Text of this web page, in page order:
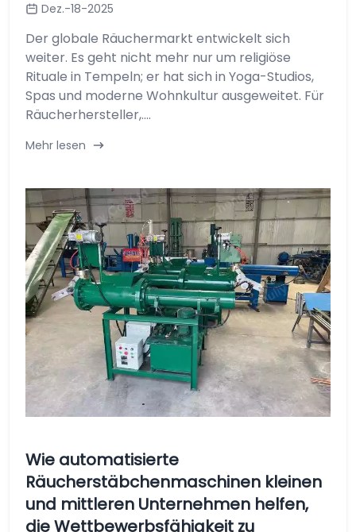
Dez.-18-2025
Der globale Räuchermarkt entwickelt sich
weiter. Es geht nicht mehr nur um religiöse
Rituale in Tempeln; er hat sich in Yoga-Studios,
Spas und moderne Wohnkultur ausgeweitet. Für
Räucherhersteller,....
Mehr lesen
Wie automatisierte
Räucherstäbchenmaschinen kleinen
und mittleren Unternehmen helfen,
die Wettbewerbsfähigkeit zu